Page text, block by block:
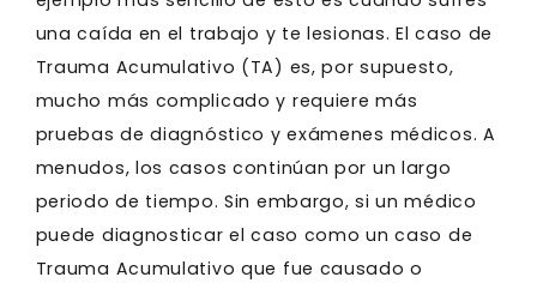
una caída en el trabajo y te lesionas. El caso de
Trauma Acumulativo (TA) es, por supuesto,
mucho más complicado y requiere más
pruebas de diagnóstico y exámenes médicos. A
menudos, los casos continúan por un largo
periodo de tiempo. Sin embargo, si un médico
puede diagnosticar el caso como un caso de
Trauma Acumulativo que fue causado o